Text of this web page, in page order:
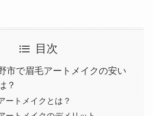
目次
市で眉毛アートメイクの安い
？
ートメイクとは？